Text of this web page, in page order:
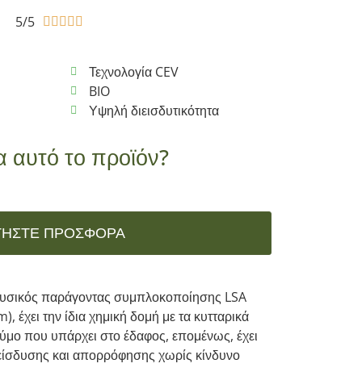
5/5     
Τεχνολογία CEV
BIO
Υψηλή διεισδυτικότητα
αυτό το προϊόν?
ΠΡΟΣΦΟΡΆ
παράγοντας συμπλοκοποίησης LSA
την ίδια χημική δομή με τα κυτταρικά
που υπάρχει στο έδαφος, επομένως, έχει
και απορρόφησης χωρίς κίνδυνο